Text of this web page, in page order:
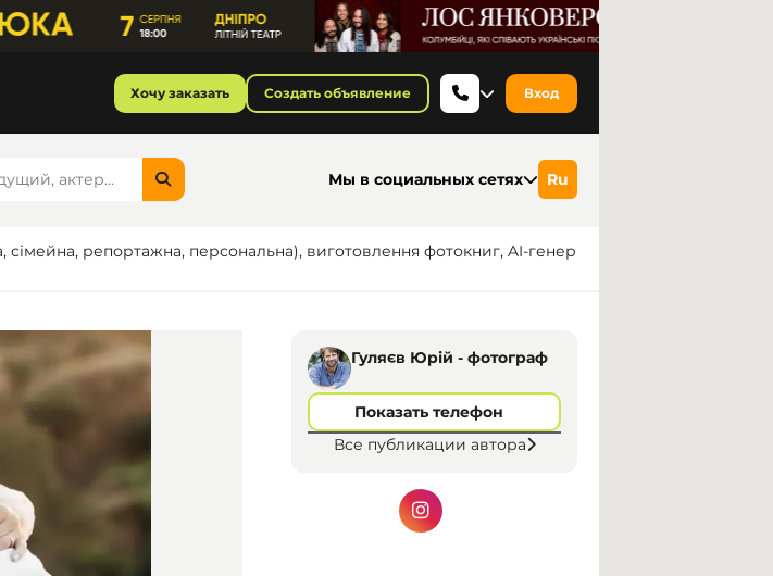
Хочу заказать Создать объявление Вход
Мы в социальных сетях Ru
сімейна, репортажна, персональна), виготовлення фотокниг, AI-генер
Гуляєв Юрій - фотограф
Показать телефон
Все публикации автора